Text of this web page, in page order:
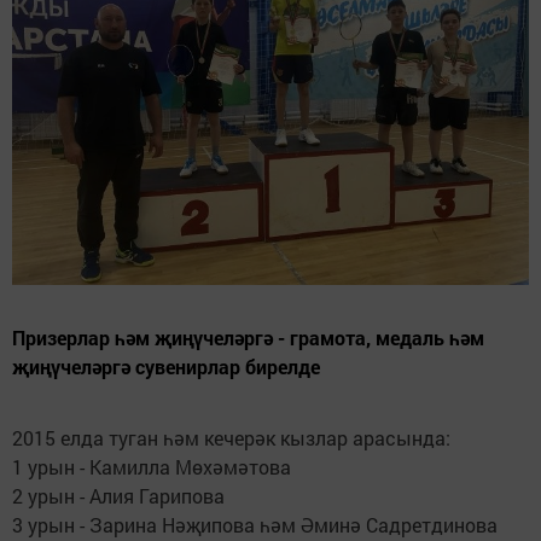
Призерлар һәм җиңүчеләргә - грамота, медаль һәм
җиңүчеләргә сувенирлар бирелде
2015 елда туган һәм кечерәк кызлар арасында:
1 урын - Камилла Мөхәмәтова
2 урын - Алия Гарипова
3 урын - Зарина Нәҗипова һәм Әминә Садретдинова